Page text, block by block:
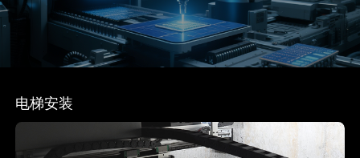
电梯安装